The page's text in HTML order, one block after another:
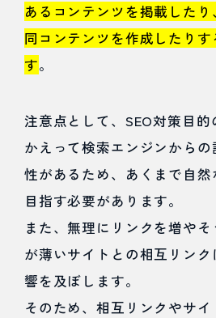
あるコンテンツを掲載した
同コンテンツを作成したり
す。
注意点として、SEO対策目的
かえって検索エンジンから
性があるため、あくまで自
目指す必要があります。
また、無理にリンクを増や
が薄いサイトとの相互リンク
響を及ぼします。
そのため、相互リンクやサ